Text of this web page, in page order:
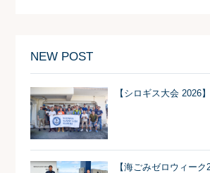
NEW POST
【シロギス大会 2026
【海ごみゼロウィー